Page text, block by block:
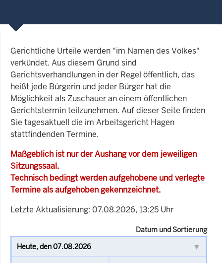
Gerichtliche Urteile werden "im Namen des Volkes"
verkündet. Aus diesem Grund sind
Gerichtsverhandlungen in der Regel öffentlich, das
heißt jede Bürgerin und jeder Bürger hat die
Möglichkeit als Zuschauer an einem öffentlichen
Gerichtstermin teilzunehmen. Auf dieser Seite finden
Sie tagesaktuell die im Arbeitsgericht Hagen
stattfindenden Termine.
Maßgeblich ist nur der Aushang vor dem jeweiligen
Sitzungssaal.
Technisch bedingt werden aufgehobene und verlegte
Termine als aufgehoben gekennzeichnet.
Letzte Aktualisierung: 07.08.2026, 13:25 Uhr
Datum und Sortierung